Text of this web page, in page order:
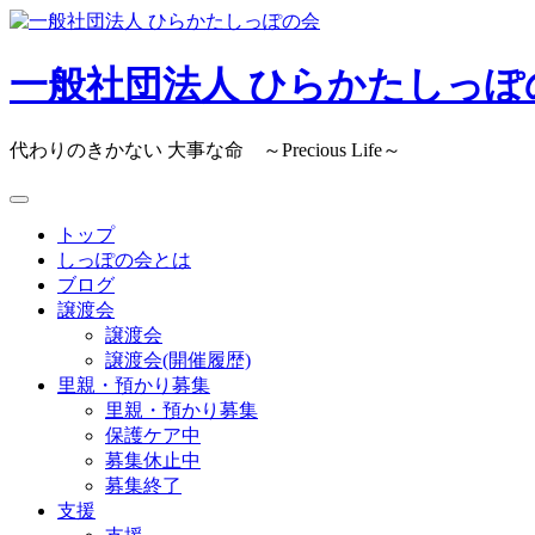
Skip
content
一般社団法人 ひらかたしっぽ
代わりのきかない 大事な命 ～Precious Life～
トップ
しっぽの会とは
ブログ
譲渡会
譲渡会
譲渡会(開催履歴)
里親・預かり募集
里親・預かり募集
保護ケア中
募集休止中
募集終了
支援